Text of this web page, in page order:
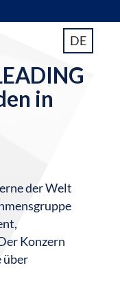
DE
in
der Welt
Konzern
über